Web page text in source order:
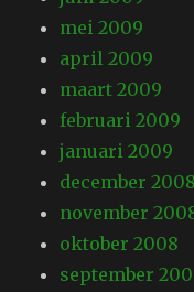
mei 2009
april 2009
maart 2009
februari 2009
januari 2009
december 2008
november
oktober 2008
september